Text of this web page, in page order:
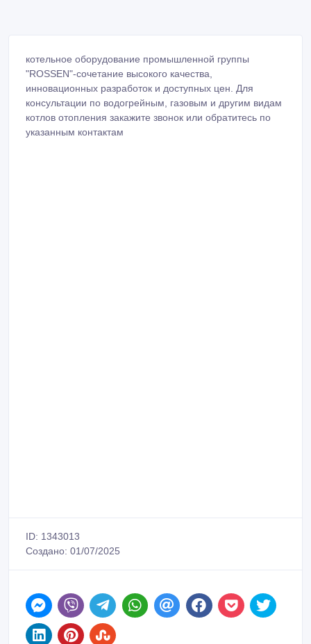
котельное оборудование промышленной группы
"ROSSEN"-сочетание высокого качества,
инновационных разработок и доступных цен. Для
консультации по водогрейным, газовым и другим видам
котлов отопления закажите звонок или обратитесь по
указанным контактам
ID: 1343013
Создано: 01/07/2025